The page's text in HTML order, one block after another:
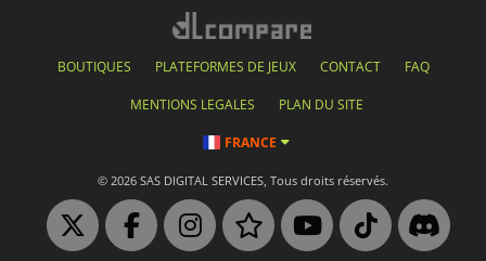
BOUTIQUES PLATEFORMES DE JEUX CONTACT FAQ
MENTIONS LEGALES PLAN DU SITE
FRANCE
© 2026 SAS DIGITAL SERVICES, Tous droits réservés.